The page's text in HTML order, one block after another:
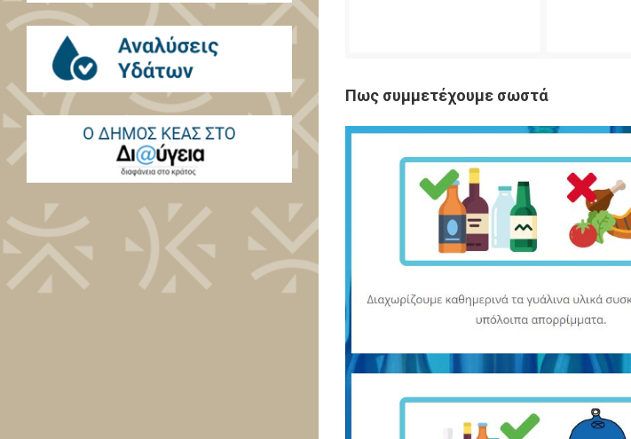
Πως συμμετέχουμε σωστά